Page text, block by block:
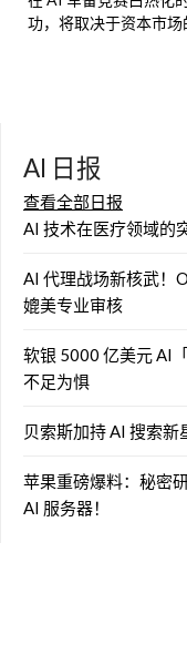
功，将取决于资本市场
AI 日报
查看全部日报
AI 技术在医疗领域的
AI 代理战场新核武！
媲美专业审核
软银 5000 亿美元 AI
不足为惧
贝索斯加持 AI 搜索
苹果重磅爆料：秘密
AI 服务器！